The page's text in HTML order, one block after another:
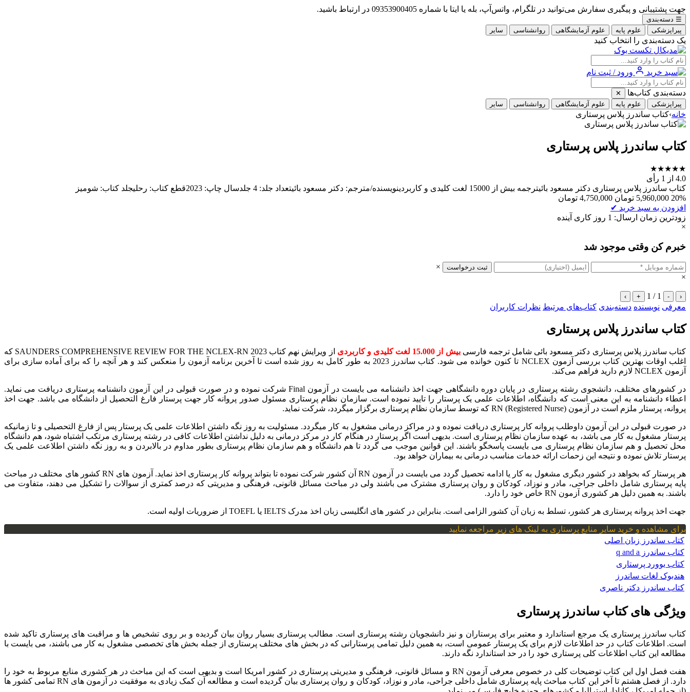
جهت پشتیبانی و پیگیری سفارش می‌توانید در تلگرام، واتس‌آپ، بله یا ایتا با شماره 09353900405 در ارتباط باشید.
☰ دسته‌بندی
پیراپزشکی
علوم پایه علوم آزمایشگاهی روانشناسی سایر
یک دسته‌بندی را انتخاب کنید
ورود / ثبت نام
دسته‌بندی کتاب‌ها
✕
پیراپزشکی
علوم پایه علوم آزمایشگاهی روانشناسی سایر
خانه›کتاب ساندرز پلاس پرستاری
کتاب ساندرز پلاس پرستاری
★
★
★
★
★
4.0 از 1 رأی
کتاب ساندرز پلاس پرستاری دکتر مسعود بائیترجمه بیش از 15000 لغت کلیدی و کاربردینویسنده/مترجم: دکتر مسعود بائیتعداد جلد: 4 جلدسال چاپ: 2023قطع کتاب: رحلیجلد کتاب: شومیز
20%
5,960,000 تومان 4,750,000 تومان
افزودن به سبد خرید ✔
زودترین زمان ارسال: 1 روز کاری آینده
×
خبرم کن وقتی موجود شد
ثبت درخواست
×
×
‹
-
1 / 1
+
›
معرفی نویسنده دسته‌بندی کتاب‌های مرتبط نظرات کاربران
کتاب ساندرز پلاس پرستاری
کتاب ساندرز پلاس پرستاری دکتر مسعود بائی شامل ترجمه فارسیبیش از 15.000 لغت کلیدی و کاربردی
از ویرایش نهم کتاب SAUNDERS COMPREHENSIVE REVIEW FOR THE NCLEX-RN 2023 که
اغلب اوقات بهترین کتاب بررسی آزمون NCLEX تا کنون خوانده می شود. کتاب ساندرز 2023 به طور کامل به روز شده است تا آخرین برنامه آزمون را منعکس کند و هر آنچه را که برای آماده سازی برای
آزمون NCLEX لازم دارید فراهم می‌کند.
در کشورهای مختلف، دانشجوی رشته پرستاری در پایان دوره دانشگاهی جهت اخذ دانشنامه می بایست در آزمون Final شرکت نموده و در صورت قبولی در این آزمون دانشنامه پرستاری دریافت می نماید.
اعطاء دانشنامه به این معنی است که دانشگاه، اطلاعات علمی یک پرستار را تایید نموده است. سازمان نظام پرستاری مسئول صدور پروانه کار جهت پرستار فارغ التحصیل از دانشگاه می باشد. جهت اخذ
پروانه، پرستار ملزم است در آزمون RN (Registered Nurse) که توسط سازمان نظام پرستاری برگزار میگردد، شرکت نماید.
در صورت قبولی در این آزمون داوطلب پروانه کار پرستاری دریافت نموده و در مراکز درمانی مشغول به کار میگردد. مسئولیت به روز نگه داشتن اطلاعات علمی یک پرستار پس از فارغ التحصیلی و تا زمانیکه
پرستار مشغول به کار می باشد، به عهده سازمان نظام پرستاری است. بدیهی است اگر پرستار در هنگام کار در مرکز درمانی به دلیل نداشتن اطلاعات کافی در رشته پرستاری مرتکب اشتباه شود، هم دانشگاه
محل تحصیل و هم سازمان نظام پرستاری می بایست پاسخگو باشند. این قوانین موجب می گردد تا هم دانشگاه و هم سازمان نظام پرستاری بطور مداوم در بالابردن و به روز نگه داشتن اطلاعت علمی یک
پرستار تلاش نموده و نتیجه این زحمات ارائه خدمات مناسب درمانی به بیماران خواهد بود.
هر پرستار که بخواهد در کشور دیگری مشغول به کار یا ادامه تحصیل گردد می بایست در آزمون RN آن کشور شرکت نموده تا بتواند پروانه کار پرستاری اخذ نماید. آزمون های RN کشور های مختلف در مباحث
پایه پرستاری شامل داخلی جراحی، مادر و نوزاد، کودکان و روان پرستاری مشترک می باشند ولی در مباحث مسائل قانونی، فرهنگی و مدیریتی که درصد کمتری از سوالات را تشکیل می دهند، متفاوت می
باشند. به همین دلیل هر کشوری آزمون RN خاص خود را دارد.
جهت اخذ پروانه پرستاری هر کشور، تسلط به زبان آن کشور الزامی است. بنابراین در کشور های انگلیسی زبان اخذ مدرک IELTS یا TOEFL از ضروریات اولیه است.
برای مشاهده و خرید سایر منابع پرستاری به لینک های زیر مراجعه نمایید
کتاب ساندرز زبان اصلی
کتاب ساندرز q and a
کتاب یوورد پرستاری
هندبوک لغات ساندرز
کتاب ساندرز دکتر ناصری
ویژگی های کتاب ساندرز پرستاری
کتاب ساندرز پرستاری یک مرجع استاندارد و معتبر برای پرستاران و نیز دانشجویان رشته پرستاری است. مطالب پرستاری بسیار روان بیان گردیده و بر روی تشخیص ها و مراقبت های پرستاری تاکید شده
است. اطلاعات کتاب در حد اطلاعات لازم برای یک پرستار عمومی است، به همین دلیل تمامی پرستارانی که در بخش های مختلف پرستاری از جمله بخش های تخصصی مشغول به کار می باشند، می بایست با
مطالعه این کتاب اطلاعات کلی پرستاری خود را در حد استاندارد نگه دارند.
هفت فصل اول این کتاب توضیحات کلی در خصوص معرفی آزمون RN و مسائل قانونی، فرهنگی و مدیریتی پرستاری در کشور امریکا است و بدیهی است که این مباحث در هر کشوری منابع مربوط به خود را
دارد. از فصل هشتم تا آخر این کتاب مباحث پایه پرستاری شامل داخلی جراحی، مادر و نوزاد، کودکان و روان پرستاری بیان گردیده است و مطالعه آن کمک زیادی به موفقیت در آزمون های RN تمامی کشور ها